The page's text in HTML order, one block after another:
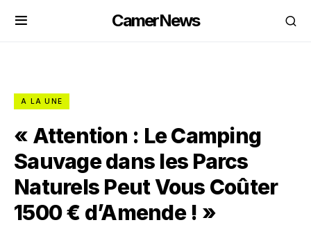
CamerNews
A LA UNE
« Attention : Le Camping
Sauvage dans les Parcs
Naturels Peut Vous Coûter
1500 € d’Amende ! »